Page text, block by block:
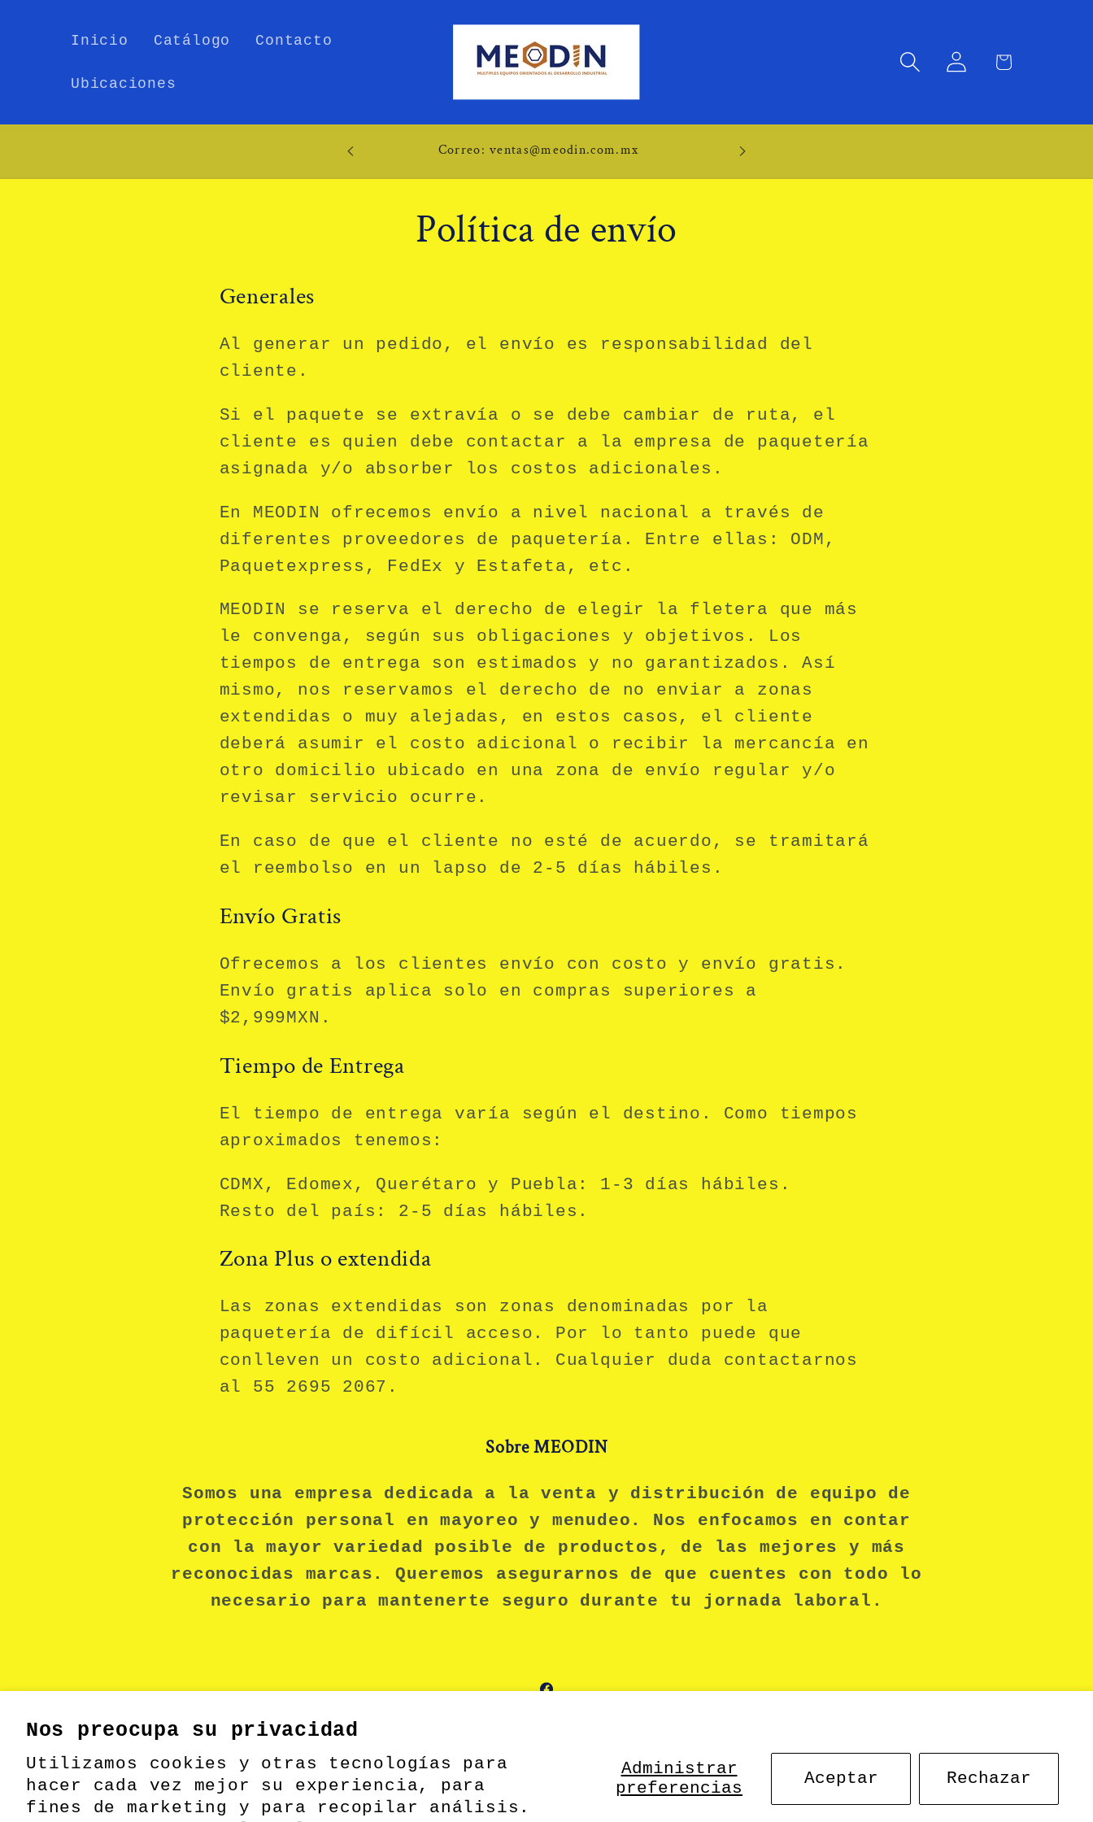
Nos preocupa su privacidad
Utilizamos cookies y otras tecnologías para
hacer cada vez mejor su experiencia, para
fines de marketing y para recopilar análisis.
Administrar
preferencias
Aceptar Rechazar
contenido
Inicio Catálogo Contacto
Ubicaciones
Iniciar
sesión
Carrito
Correo: ventas@meodin.com.mx
Política de envío
Generales
Al generar un pedido, el envío es responsabilidad del
cliente.
Si el paquete se extravía o se debe cambiar de ruta, el
cliente es quien debe contactar a la empresa de paquetería
asignada y/o absorber los costos adicionales.
En MEODIN ofrecemos envío a nivel nacional a través de
diferentes proveedores de paquetería. Entre ellas: ODM,
Paquetexpress, FedEx y Estafeta, etc.
MEODIN se reserva el derecho de elegir la fletera que más
le convenga, según sus obligaciones y objetivos. Los
tiempos de entrega son estimados y no garantizados. Así
mismo, nos reservamos el derecho de no enviar a zonas
extendidas o muy alejadas, en estos casos, el cliente
deberá asumir el costo adicional o recibir la mercancía en
otro domicilio ubicado en una zona de envío regular y/o
revisar servicio ocurre.
En caso de que el cliente no esté de acuerdo, se tramitará
el reembolso en un lapso de 2-5 días hábiles.
Envío Gratis
Ofrecemos a los clientes envío con costo y envío gratis.
Envío gratis aplica solo en compras superiores a
$2,999MXN .
Tiempo de Entrega
El tiempo de entrega varía según el destino. Como tiempos
aproximados tenemos:
CDMX, Edomex, Querétaro y Puebla:
1-3 días hábiles.
Resto del país:
2-5 días hábiles.
Zona Plus o extendida
Las zonas extendidas son zonas denominadas por la
paquetería de difícil acceso. Por lo tanto puede que
conlleven un costo adicional. Cualquier duda contactarnos
al 55 2695 2067.
Sobre MEODIN
Somos una empresa dedicada a la venta y distribución de equipo de
protección personal en mayoreo y menudeo. Nos enfocamos en contar
con la mayor variedad posible de productos, de las mejores y más
reconocidas marcas. Queremos asegurarnos de que cuentes con todo lo
necesario para mantenerte seguro durante tu jornada laboral.